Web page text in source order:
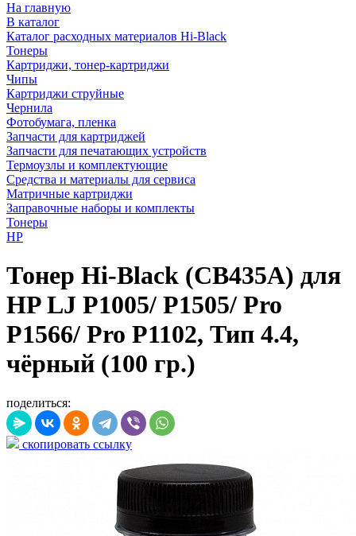
На главную
В каталог
Каталог расходных материалов Hi-Black
Тонеры
Картриджи, тонер-картриджи
Чипы
Картриджи струйные
Чернила
Фотобумага, пленка
Запчасти для картриджей
Запчасти для печатающих устройств
Термоузлы и комплектующие
Средства и материалы для сервиса
Матричные картриджи
Заправочные наборы и комплекты
Тонеры
HP
Тонер Hi-Black (CB435A) для
HP LJ P1005/ P1505/ Pro
P1566/ Pro P1102, Тип 4.4,
чёрный (100 гр.)
поделиться:
скопировать ссылку